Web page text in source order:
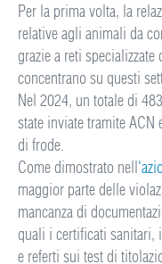
Per la prima volta, la
relative agli animali da
grazie a reti
concentrano su questi
Nel 2024, un totale di
state inviate tramite
di frode.
Come dimostrato nell
maggior parte delle
mancanza di
quali i certificati sanitari,
e referti sui test di